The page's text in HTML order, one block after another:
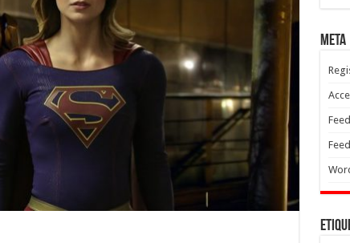
Meta